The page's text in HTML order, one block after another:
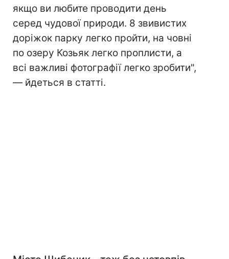
якщо ви любите проводити день
серед чудової природи. 8 звивистих
доріжок парку легко пройти, на човні
по озеру Козьяк легко проплисти, а
всі важливі фотографії легко зробити",
— йдеться в статті.